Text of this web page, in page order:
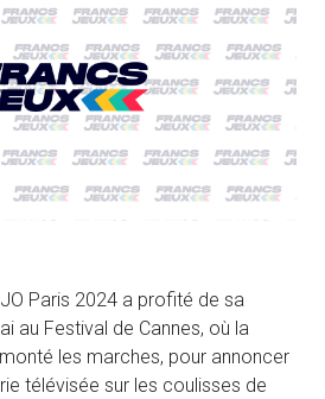
Paris 2024 a profité de sa
au Festival de Cannes, où la
les marches, pour annoncer
télévisée sur les coulisses de